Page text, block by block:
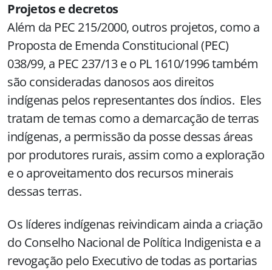
Projetos e decretos
Além da PEC 215/2000, outros projetos, como a
Proposta de Emenda Constitucional (PEC)
038/99, a PEC 237/13 e o PL 1610/1996 também
são consideradas danosos aos direitos
indígenas pelos representantes dos índios. Eles
tratam de temas como a demarcação de terras
indígenas, a permissão da posse dessas áreas
por produtores rurais, assim como a exploração
e o aproveitamento dos recursos minerais
dessas terras.
Os líderes indígenas reivindicam ainda a criação
do Conselho Nacional de Política Indigenista e a
revogação pelo Executivo de todas as portarias